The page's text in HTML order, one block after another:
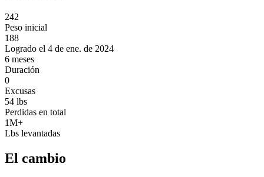
242
Peso inicial
188
Logrado el 4 de ene. de 2024
6 meses
Duración
0
Excusas
54 lbs
Perdidas en total
1M+
Lbs levantadas
El cambio